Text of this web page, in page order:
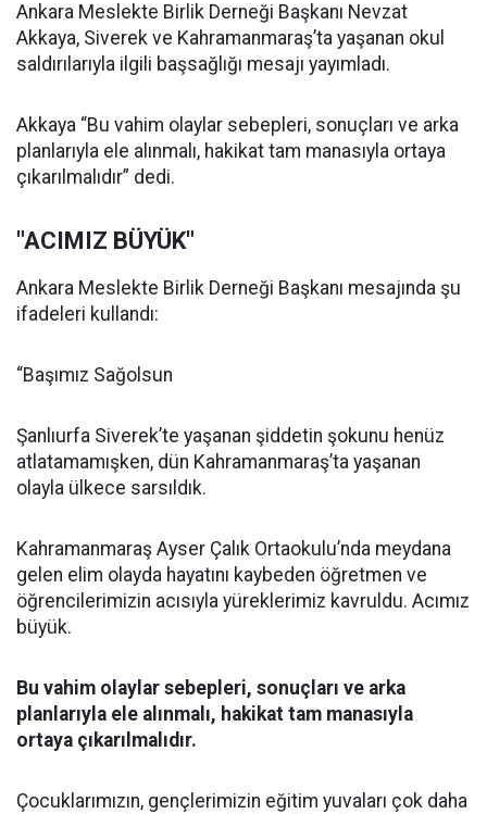
Ankara Meslekte Birlik Derneği Başkanı Nevzat
Akkaya, Siverek ve Kahramanmaraş’ta yaşanan okul
saldırılarıyla ilgili başsağlığı mesajı yayımladı.
Akkaya “Bu vahim olaylar sebepleri, sonuçları ve arka
planlarıyla ele alınmalı, hakikat tam manasıyla ortaya
çıkarılmalıdır” dedi.
"ACIMIZ BÜYÜK"
Ankara Meslekte Birlik Derneği Başkanı mesajında şu
ifadeleri kullandı:
“Başımız Sağolsun
Şanlıurfa Siverek’te yaşanan şiddetin şokunu henüz
atlatamamışken, dün Kahramanmaraş’ta yaşanan
olayla ülkece sarsıldık.
Kahramanmaraş Ayser Çalık Ortaokulu’nda meydana
gelen elim olayda hayatını kaybeden öğretmen ve
öğrencilerimizin acısıyla yüreklerimiz kavruldu. Acımız
büyük.
Bu vahim olaylar sebepleri, sonuçları ve arka
planlarıyla ele alınmalı, hakikat tam manasıyla
ortaya çıkarılmalıdır.
Çocuklarımızın, gençlerimizin eğitim yuvaları çok daha